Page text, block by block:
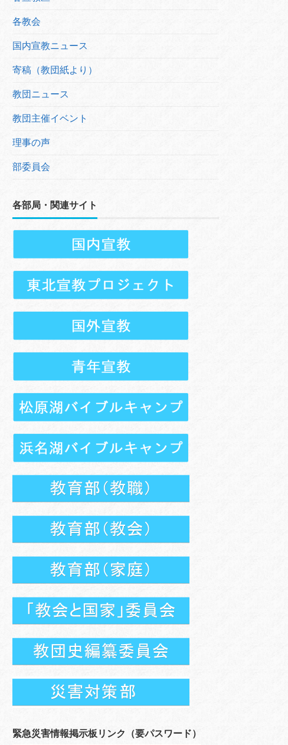
各教会
国内宣教ニュース
寄稿（教団紙より）
教団ニュース
教団主催イベント
理事の声
部委員会
各部局・関連サイト
緊急災害情報掲示板リンク（要パスワード）